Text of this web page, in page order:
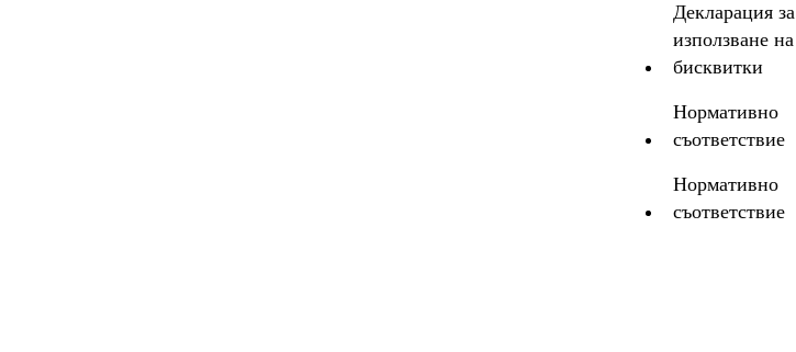
Декларация за
използване на
бисквитки
Нормативно
съответствие
Нормативно
съответствие